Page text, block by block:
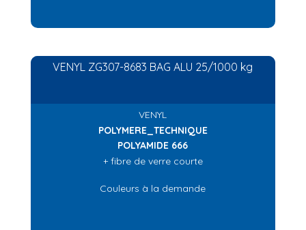
VENYL ZG307-8683 BAG ALU 25/1000 kg
VENYL
POLYMERE_TECHNIQUE
POLYAMIDE 666
+ fibre de verre courte
Couleurs à la demande